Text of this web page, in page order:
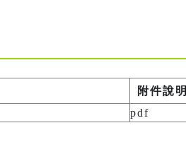
附件說明
pdf